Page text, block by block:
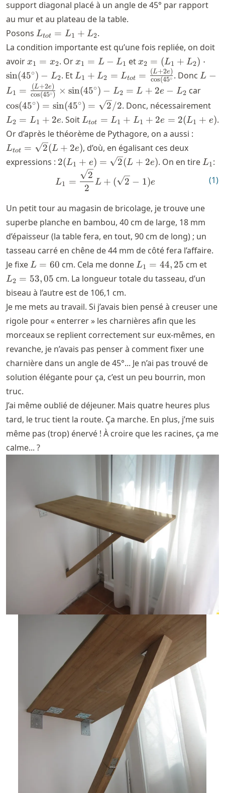
support diagonal placé à un angle de 45° par rapport
au mur et au plateau de la table.
Posons L_{tot}
= L_1
Ltot = L1 + L2.
La condition importante est qu’une fois repliée, on doit
avoir x_1
=
x_2
x1 = x2. Or x_1
=
L-
L_1
x1 = L − L1 etx_2 =
(L_1+L_2)
\cdot
\sin(45^{\circ})-
L_2
x2 = (L1 + L2) ⋅
sin(45∘) − L2. Et L_1+L_2 =
L_{tot} =
\frac{(L+2e)}
{\cos(45^{\circ}}
L1 + L2 = Ltot = cos(45∘
(L+2e) . DoncL-
L+2e
L −
L1 = cos(45∘)
(L+2e) × sin(45∘) − L2 = L + 2e − L2 car
=
cos(45∘) = sin(45∘) = 2/2. Donc, nécessairement
=
L2 = L1 + 2e. SoitL_{tot}
= L_1
+L_1 +
2e =
2(L_1+e)
Ltot = L1 + L1 + 2e = 2(L1 + e).
Or d’après le théorème de Pythagore, on a aussi :
(L+2e)
Ltot = 2(L + 2e), d’où, en égalisant ces deux
expressions : 2(L_1+e)
\sqrt{2}
2(L1 + e) = 2(L + 2e). On en tire L_1
L1:
L_1 = \frac{\sqrt{2}}{2}
L1 =
2
2
L + ( 2 − 1)e (1)
Un petit tour au magasin de bricolage, je trouve une
superbe planche en bambou, 40 cm de large, 18 mm
d’épaisseur (la table fera, en tout, 90 cm de long) ; un
tasseau carré en chêne de 44 mm de côté fera l’affaire.
Je fixe L
=
L = 60 cm. Cela me donne L_1
=
L1 = 44, 25 cm etL_2
L2 = 53,05 cm. La longueur totale du tasseau, d’un
biseau à l’autre est de 106,1 cm.
Je me mets au travail. Si j’avais bien pensé à creuser une
rigole pour « enterrer » les charnières afin que les
morceaux se replient correctement sur eux-mêmes, en
revanche, je n’avais pas penser à comment fixer une
charnière dans un angle de 45°... Je n’ai pas trouvé de
solution élégante pour ça, c’est un peu bourrin, mon
truc.
J’ai même oublié de déjeuner. Mais quatre heures plus
tard, le truc tient la route. Ça marche. En plus, j’me suis
même pas (trop) énervé ! À croire que les racines, ça me
calme... ?